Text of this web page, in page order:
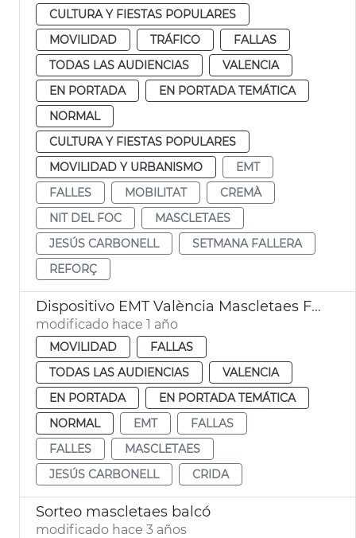
CULTURA Y FIESTAS POPULARES
MOVILIDAD
TRÁFICO
FALLAS
TODAS LAS AUDIENCIAS
VALENCIA
EN PORTADA
EN PORTADA TEMÁTICA
NORMAL
CULTURA Y FIESTAS POPULARES
MOVILIDAD Y URBANISMO
EMT
FALLES
MOBILITAT
CREMÀ
NIT DEL FOC
MASCLETAES
JESÚS CARBONELL
SETMANA FALLERA
REFORÇ
Dispositivo EMT València Mascletaes Fallas
modificado hace 1 año
MOVILIDAD
FALLAS
TODAS LAS AUDIENCIAS
VALENCIA
EN PORTADA
EN PORTADA TEMÁTICA
NORMAL
EMT
FALLAS
FALLES
MASCLETAES
JESÚS CARBONELL
CRIDA
Sorteo mascletaes balcó
modificado hace 3 años